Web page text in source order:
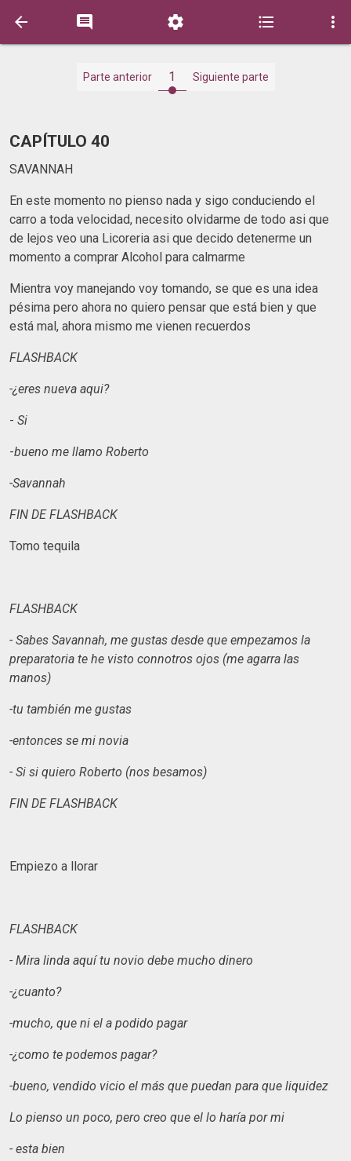
    
Parte anterior 1 Siguiente parte
CAPÍTULO 40
SAVANNAH
En este momento no pienso nada y sigo conduciendo el
carro a toda velocidad, necesito olvidarme de todo asi que
de lejos veo una Licoreria asi que decido detenerme un
momento a comprar Alcohol para calmarme
Mientra voy manejando voy tomando, se que es una idea
pésima pero ahora no quiero pensar que está bien y que
está mal, ahora mismo me vienen recuerdos
FLASHBACK
-¿eres nueva aqui?
- Si
-bueno me llamo Roberto
-Savannah
FIN DE FLASHBACK
Tomo tequila
FLASHBACK
- Sabes Savannah, me gustas desde que empezamos la
preparatoria te he visto connotros ojos (me agarra las
manos)
-tu también me gustas
-entonces se mi novia
- Si si quiero Roberto (nos besamos)
FIN DE FLASHBACK
Empiezo a llorar
FLASHBACK
- Mira linda aquí tu novio debe mucho dinero
-¿cuanto?
-mucho, que ni el a podido pagar
-¿como te podemos pagar?
-bueno, vendido vicio el más que puedan para que liquidez
Lo pienso un poco, pero creo que el lo haría por mi
- esta bien